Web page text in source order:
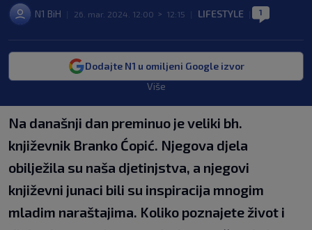
N1 BiH 26. mar. 2024. 12:00 > 12:15 LIFESTYLE 1
Dodajte N1 u omiljeni Google izvor
Više
Na današnji dan preminuo je veliki bh.
književnik Branko Ćopić. Njegova djela
obilježila su naša djetinjstva, a njegovi
književni junaci bili su inspiracija mnogim
mladim naraštajima. Koliko poznajete život i